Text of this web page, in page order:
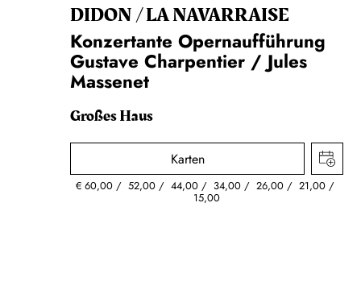
DIDON / LA NAVAR­RAISE
Konzertante Opernaufführung
Gustave Charpentier / Jules
Massenet
Großes Haus
Karten
€60,00 52,00 44,00 34,00 26,00 21,00
15,00